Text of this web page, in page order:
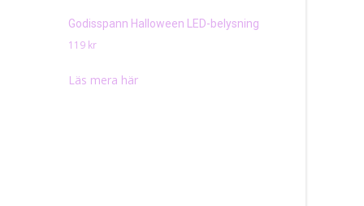
Godisspann Halloween LED-belysning
119 kr
Läs mera här